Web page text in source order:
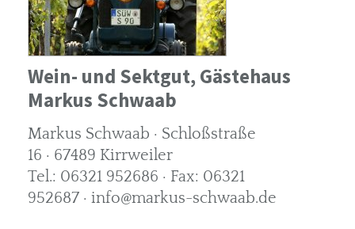
Wein- und Sektgut, Gästehaus
Markus Schwaab
Markus Schwaab · Schloßstraße
16 · 67489 Kirrweiler
Tel.: 06321 952686 · Fax: 06321
952687 · info@markus-schwaab.de